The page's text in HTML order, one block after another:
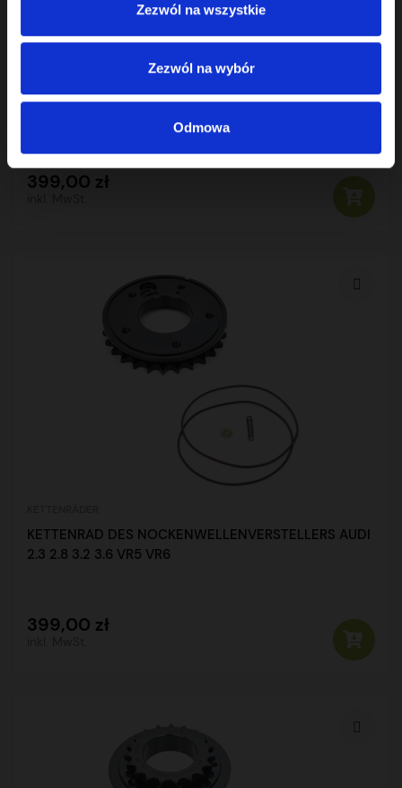
Zezwól na wszystkie
Zezwól na wybór
Odmowa
NOCKENWELLENKETTENRAD AUDI 2.0 ALT
399,00 zł
KETTENRAD DES NOCKENWELLENVERSTELLERS AUDI
2.3 2.8 3.2 3.6 VR5 VR6
399,00 zł